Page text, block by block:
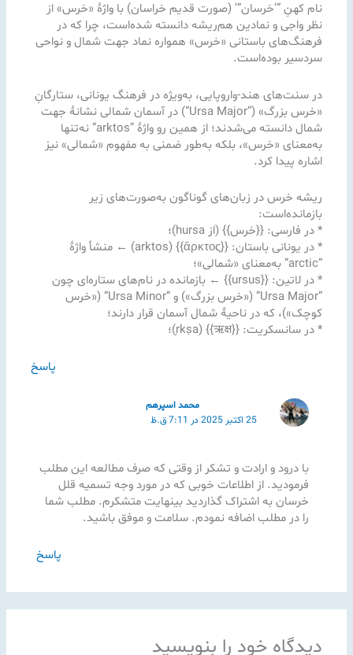
نام کهنِ ”’خرسان”’ (صورت قدیم خراسان) با واژهٔ «خرس» از
نظر واجی و نمادین هم‌ریشه دانسته شده‌است، چرا که در
فرهنگ‌های باستانی «خرس» همواره نماد جهت شمال و نواحی
سردسیر بوده‌است.
در سنت‌های هند-واروپایی، به‌ویژه در فرهنگ یونانی، ستارگانِ
«خرس بزرگ» (”Ursa Major”) در آسمان شمالی نشانهٔ جهت
شمال دانسته می‌شدند؛ از همین رو واژهٔ ”arktos” نه‌تنها
به‌معنای «خرس»، بلکه به‌طور ضمنی به مفهوم «شمالی» نیز
اشاره پیدا کرد.
ریشه خرس در زبان‌های گوناگون به‌صورت‌های زیر
بازمانده‌است:
* در فارسی: {{خرس}} (از hursa)؛
* در یونانی باستان: {{ἄρκτος}} (arktos) ← منشأ واژهٔ
”arctic” به‌معنای «شمالی»؛
* در لاتین: {{ursus}} ← بازمانده در نام‌های ستاره‌ای چون
”Ursa Major” («خرس بزرگ») و ”Ursa Minor” («خرس
کوچک»)، که در ناحیهٔ شمال آسمان قرار دارند؛
* در سانسکریت: {{ऋक्ष}} (ṛkṣa)؛
پاسخ
محمد اسپرهم
25 اکتبر 2025 در 7:11 ق.ظ
با درود و ارادت و تشکر از وقتی که صرف مطالعه این مطلب
فرمودید. از اطلاعات خوبی که در مورد وجه تسمیه قلل
خرسان به اشتراک گذاردید بینهایت متشکرم. مطلب شما
را در مطلب اضافه نمودم. سلامت و موفق باشید.
پاسخ
دیدگاه‌ خود را بنویسید